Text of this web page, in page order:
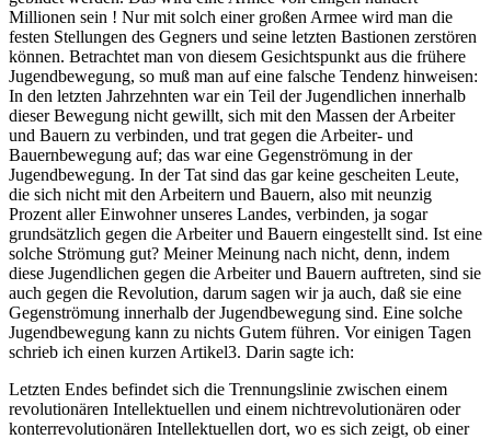
Millionen sein ! Nur mit solch einer großen Armee wird man die
festen Stellungen des Gegners und seine letzten Bastionen zerstören
können. Betrachtet man von diesem Gesichtspunkt aus die frühere
Jugendbewegung, so muß man auf eine falsche Tendenz hinweisen:
In den letzten Jahrzehnten war ein Teil der Jugendlichen innerhalb
dieser Bewegung nicht gewillt, sich mit den Massen der Arbeiter
und Bauern zu verbinden, und trat gegen die Arbeiter- und
Bauernbewegung auf; das war eine Gegenströmung in der
Jugendbewegung. In der Tat sind das gar keine gescheiten Leute,
die sich nicht mit den Arbeitern und Bauern, also mit neunzig
Prozent aller Einwohner unseres Landes, verbinden, ja sogar
grundsätzlich gegen die Arbeiter und Bauern eingestellt sind. Ist eine
solche Strömung gut? Meiner Meinung nach nicht, denn, indem
diese Jugendlichen gegen die Arbeiter und Bauern auftreten, sind sie
auch gegen die Revolution, darum sagen wir ja auch, daß sie eine
Gegenströmung innerhalb der Jugendbewegung sind. Eine solche
Jugendbewegung kann zu nichts Gutem führen. Vor einigen Tagen
schrieb ich einen kurzen Artikel3. Darin sagte ich:
Letzten Endes befindet sich die Trennungslinie zwischen einem
revolutionären Intellektuellen und einem nichtrevolutionären oder
konterrevolutionären Intellektuellen dort, wo es sich zeigt, ob einer